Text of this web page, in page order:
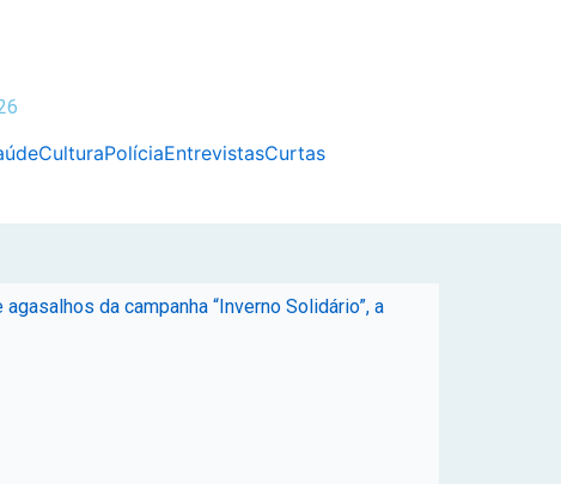
CulturaPolíciaEntrevistasCurtas
da campanha “Inverno Solidário”, a